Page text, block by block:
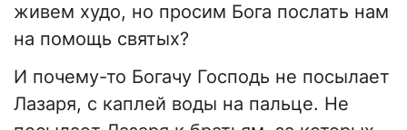
живем худо, но просим Бога послать нам
на помощь святых?
И почему-то Богачу Господь не посылает
Лазаря, с каплей воды на пальце. Не